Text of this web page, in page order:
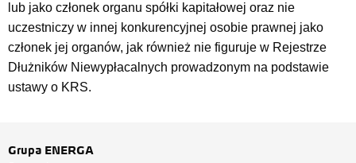
lub jako członek organu spółki kapitałowej oraz nie
uczestniczy w innej konkurencyjnej osobie prawnej jako
członek jej organów, jak również nie figuruje w Rejestrze
Dłużników Niewypłacalnych prowadzonym na podstawie
ustawy o KRS.
Grupa ENERGA